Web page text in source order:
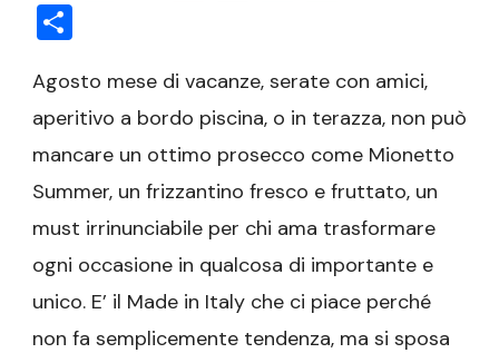
Agosto mese di vacanze, serate con amici,
aperitivo a bordo piscina, o in terazza, non può
mancare un ottimo prosecco come Mionetto
Summer, un frizzantino fresco e fruttato, un
must irrinunciabile per chi ama trasformare
ogni occasione in qualcosa di importante e
unico. E’ il Made in Italy che ci piace perché
non fa semplicemente tendenza, ma si sposa